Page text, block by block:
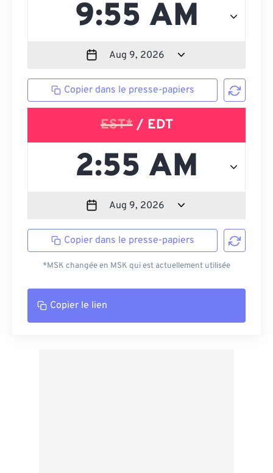
Copier dans le presse-papiers
EST*/ EDT
Copier dans le presse-papiers
*MSK changée en MSK qui est actuellement utilisée
Copier le lien